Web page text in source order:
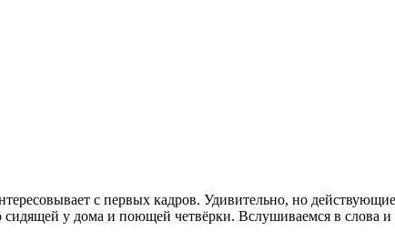
с первых кадров. Удивительно, но действующие
у дома и поющей четвёрки. Вслушиваемся в слова